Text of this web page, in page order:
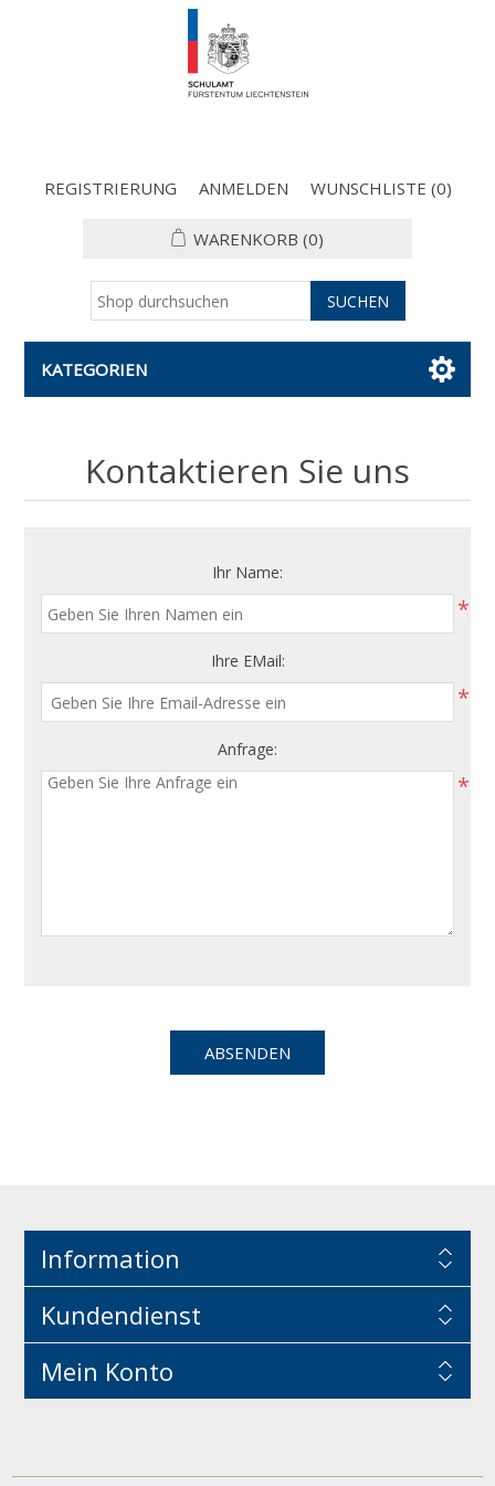
REGISTRIERUNG ANMELDEN WUNSCHLISTE (0)
WARENKORB (0)
KATEGORIEN
Kontaktieren Sie uns
Ihr Name:
*
Ihre EMail:
*
Anfrage:
*
Information
Kundendienst
Mein Konto